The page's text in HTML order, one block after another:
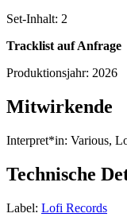
Set-Inhalt: 2
Tracklist auf Anfrage
Produktionsjahr: 2026
Mitwirkende
Interpret*in: Various,
Technische
Label: Lofi Records